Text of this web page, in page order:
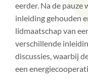
eerder. Na de
inleiding gehouden
lidmaatschap van
verschillende
discussies, waarbij
een